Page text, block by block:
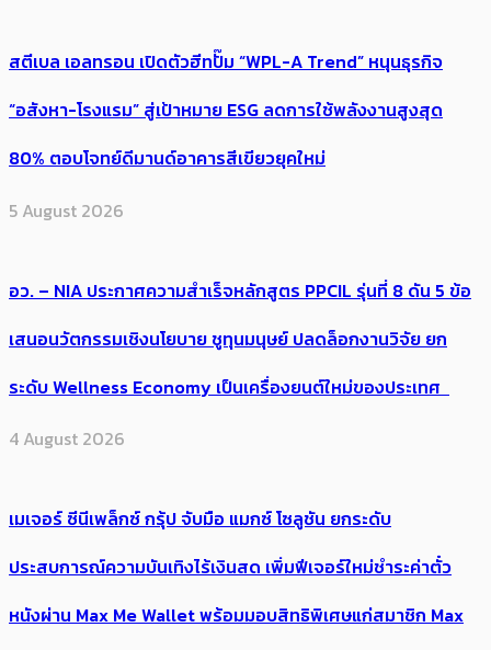
สตีเบล เอลทรอน เปิดตัวฮีทปั๊ม “WPL-A Trend” หนุนธุรกิจ
“อสังหา-โรงแรม” สู่เป้าหมาย ESG ลดการใช้พลังงานสูงสุด
80% ตอบโจทย์ดีมานด์อาคารสีเขียวยุคใหม่
5 August 2026
อว. – NIA ประกาศความสำเร็จหลักสูตร PPCIL รุ่นที่ 8 ดัน 5 ข้อ
เสนอนวัตกรรมเชิงนโยบาย ชูทุนมนุษย์ ปลดล็อกงานวิจัย ยก
ระดับ Wellness Economy เป็นเครื่องยนต์ใหม่ของประเทศ
4 August 2026
เมเจอร์ ซีนีเพล็กซ์ กรุ้ป จับมือ แมกซ์ โซลูชัน ยกระดับ
ประสบการณ์ความบันเทิงไร้เงินสด เพิ่มฟีเจอร์ใหม่ชำระค่าตั๋ว
หนังผ่าน Max Me Wallet พร้อมมอบสิทธิพิเศษแก่สมาชิก Max